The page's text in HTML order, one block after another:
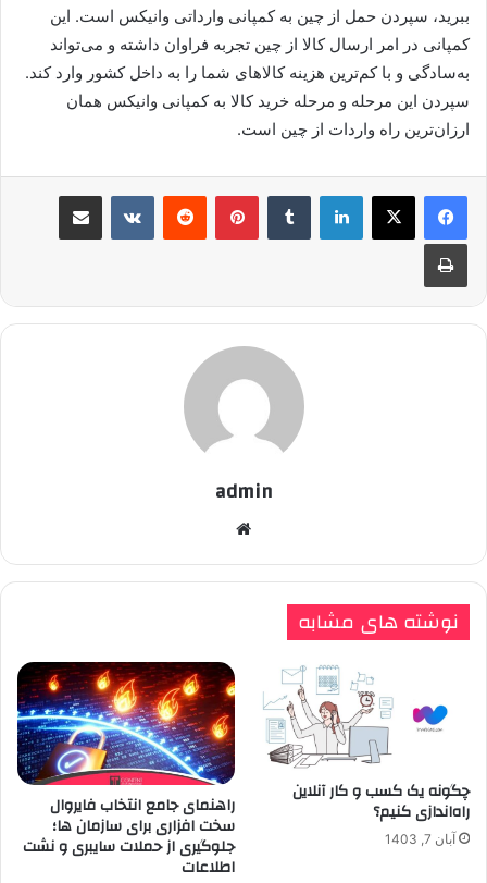
ببرید، سپردن حمل از چین به کمپانی وارداتی وانیکس است. این
کمپانی در امر ارسال کالا از چین تجربه فراوان داشته و می‌تواند
به‌سادگی و با کم‌ترین هزینه کالاهای شما را به داخل کشور وارد کند.
سپردن این مرحله و مرحله خرید کالا به کمپانی وانیکس همان
ارزان‌ترین راه واردات از چین است.
لینکدین ‫تامبلر پینترست‫رددیت ‫VKontakteاشتراک گذاری از طریق ایمیل
چاپ
admin
نوشته های مشابه
چگونه یک کسب و کار آنلاین
راه‌اندازی کنیم؟
آبان 7, 1403
راهنمای جامع انتخاب فایروال
سخت افزاری برای سازمان ها؛
جلوگیری از حملات سایبری و نشت
اطلاعات